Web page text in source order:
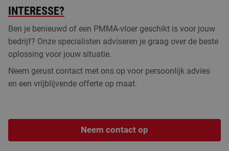
INTERESSE?
Ben je benieuwd of een PMMA-vloer geschikt is voor jouw
bedrijf? Onze specialisten adviseren je graag over de beste
oplossing voor jouw situatie.
Neem gerust contact met ons op voor persoonlijk advies
en een vrijblijvende offerte op maat.
Neem contact op